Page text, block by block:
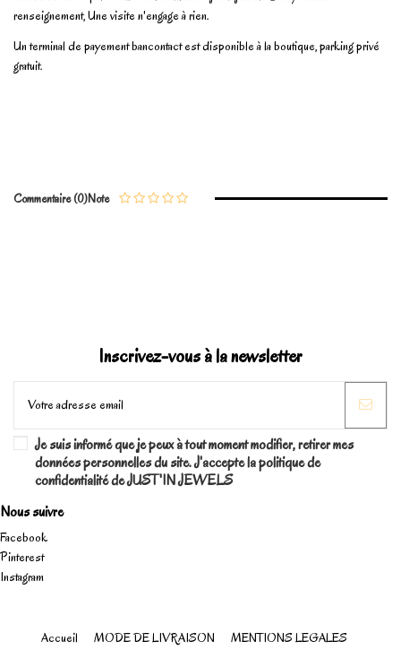
renseignement, Une visite n'engage à rien.
Un terminal de payement bancontact est disponible à la boutique, parking privé
gratuit.
Marque
Note
Commentaire (0)
Inscrivez-vous à la newsletter
Je suis informé que je peux à tout moment modifier, retirer mes
données personnelles du site. J'accepte la politique de
confidentialité de JUST'IN JEWELS
Nous suivre
Facebook
Pinterest
Instagram
Accueil MODE DE LIVRAISON
MENTIONS LEGALES